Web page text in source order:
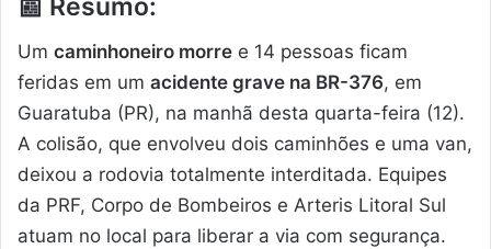
📰 Resumo:
Um caminhoneiro morre e 14 pessoas ficam
feridas em um acidente grave na BR-376, em
Guaratuba (PR), na manhã desta quarta-feira (12).
A colisão, que envolveu dois caminhões e uma van,
deixou a rodovia totalmente interditada. Equipes
da PRF, Corpo de Bombeiros e Arteris Litoral Sul
atuam no local para liberar a via com segurança.